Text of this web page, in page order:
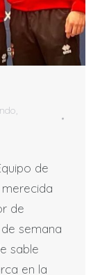
,
de
de
semana
sable
en la